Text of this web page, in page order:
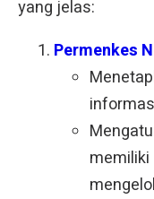
yang jelas:
Permenkes